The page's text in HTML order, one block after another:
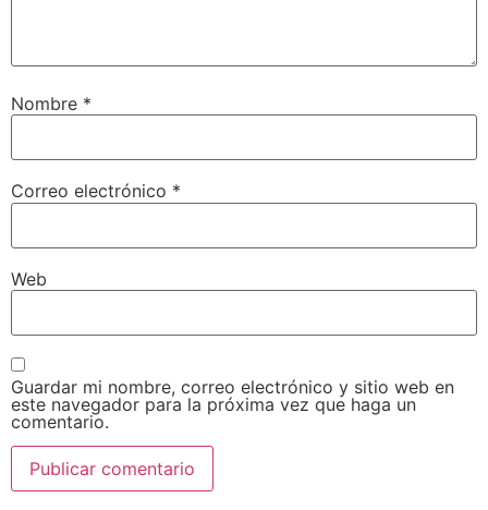
Nombre *
Correo electrónico *
Web
Guardar mi nombre, correo electrónico y sitio web en
este navegador para la próxima vez que haga un
comentario.